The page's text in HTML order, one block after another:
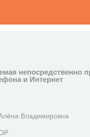
непосредственно
и Интернет
Владимировна